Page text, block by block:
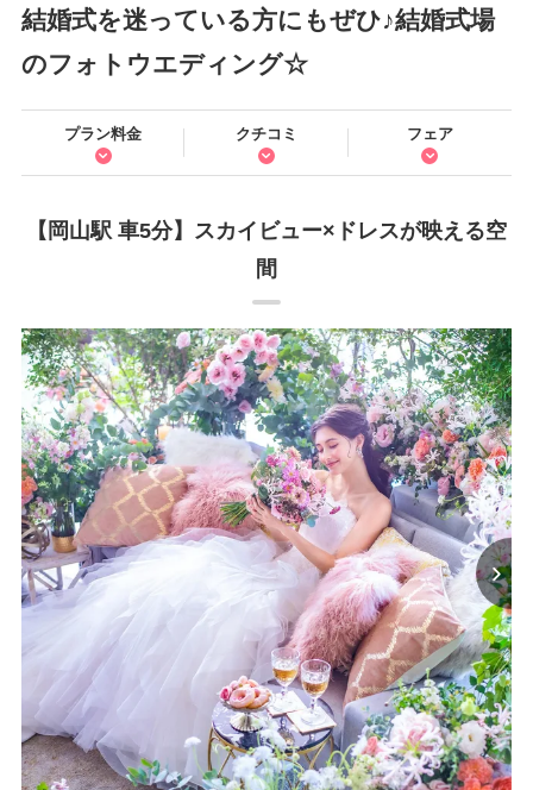
結婚式を迷っている方にもぜひ♪結婚式場
のフォトウエディング☆
プラン料金 クチコミ フェア
【岡山駅 車5分】スカイビュー×ドレスが映える空
間